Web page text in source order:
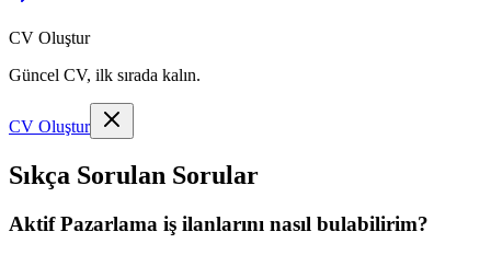
CV Oluştur
Güncel CV, ilk sırada kalın.
CV Oluştur
Sıkça Sorulan Sorular
Aktif Pazarlama iş ilanlarını nasıl bulabilirim?